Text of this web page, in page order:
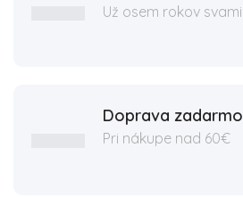
Už osem rokov svami
Doprava zadarmo
Pri nákupe nad 60€